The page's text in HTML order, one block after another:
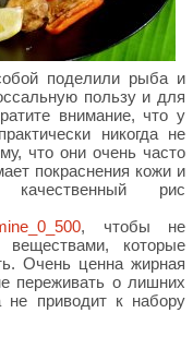
поделили рыба и
пользу и для
внимание, что у
никогда не
что они очень часто
покраснения кожи и
рис
, чтобы не
которые
Очень ценна жирная
переживать о лишних
приводит к набору